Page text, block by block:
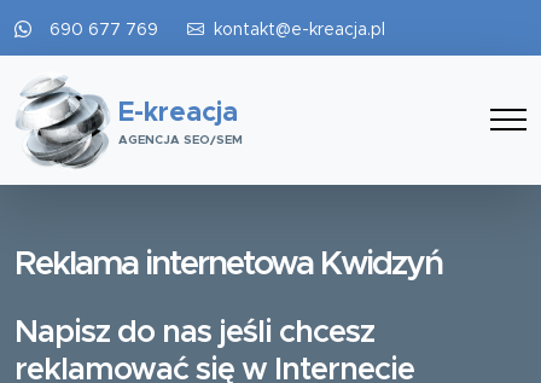
690 677 769 kontakt@e-kreacja.pl
E-kreacja
AGENCJA SEO/SEM
Reklama internetowa Kwidzyń
Napisz do nas jeśli chcesz
reklamować się w Internecie